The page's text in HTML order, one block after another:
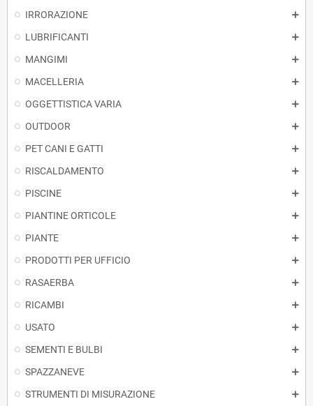
IRRORAZIONE
LUBRIFICANTI
MANGIMI
MACELLERIA
OGGETTISTICA VARIA
OUTDOOR
PET CANI E GATTI
RISCALDAMENTO
PISCINE
PIANTINE ORTICOLE
PIANTE
PRODOTTI PER UFFICIO
RASAERBA
RICAMBI
USATO
SEMENTI E BULBI
SPAZZANEVE
STRUMENTI DI MISURAZIONE